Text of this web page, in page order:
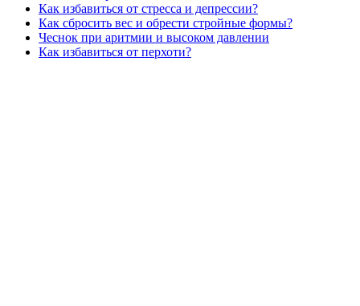
Как избавиться от стресса и депрессии?
Как сбросить вес и обрести стройные формы?
Чеснок при аритмии и высоком давлении
Как избавиться от перхоти?